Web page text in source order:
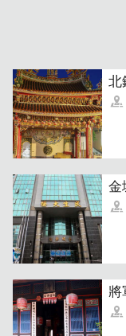
在那個年代，白媽
在金門落地生根。
手上。
而老闆從前對這些
的堅持，直到某次
「感受」不是誇張
北
金
將